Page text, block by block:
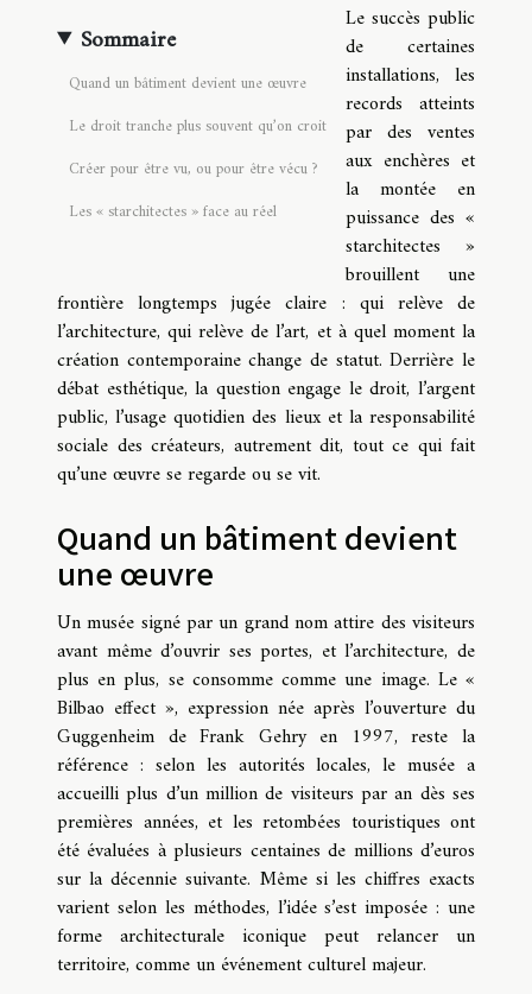
Sommaire
Quand un bâtiment devient une œuvre
Le droit tranche plus souvent qu’on croit
Créer pour être vu, ou pour être vécu ?
Les « starchitectes » face au réel
Le succès public
de certaines
installations, les
records atteints
par des ventes
aux enchères et
la montée en
puissance des «
starchitectes »
brouillent une
frontière longtemps jugée claire : qui relève de
l’architecture, qui relève de l’art, et à quel moment la
création contemporaine change de statut. Derrière le
débat esthétique, la question engage le droit, l’argent
public, l’usage quotidien des lieux et la responsabilité
sociale des créateurs, autrement dit, tout ce qui fait
qu’une œuvre se regarde ou se vit.
Quand un bâtiment devient
une œuvre
Un musée signé par un grand nom attire des visiteurs
avant même d’ouvrir ses portes, et l’architecture, de
plus en plus, se consomme comme une image. Le «
Bilbao effect », expression née après l’ouverture du
Guggenheim de Frank Gehry en 1997, reste la
référence : selon les autorités locales, le musée a
accueilli plus d’un million de visiteurs par an dès ses
premières années, et les retombées touristiques ont
été évaluées à plusieurs centaines de millions d’euros
sur la décennie suivante. Même si les chiffres exacts
varient selon les méthodes, l’idée s’est imposée : une
forme architecturale iconique peut relancer un
territoire, comme un événement culturel majeur.